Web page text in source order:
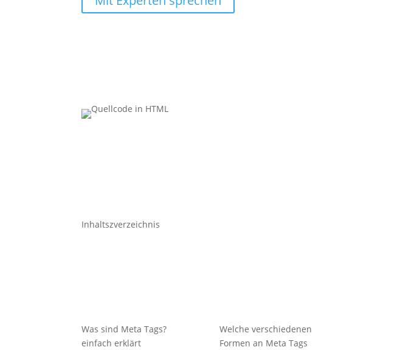
Inhaltszverzeichnis
Was sind Meta Tags?
einfach erklärt
Welche verschiedenen
Formen an Meta Tags